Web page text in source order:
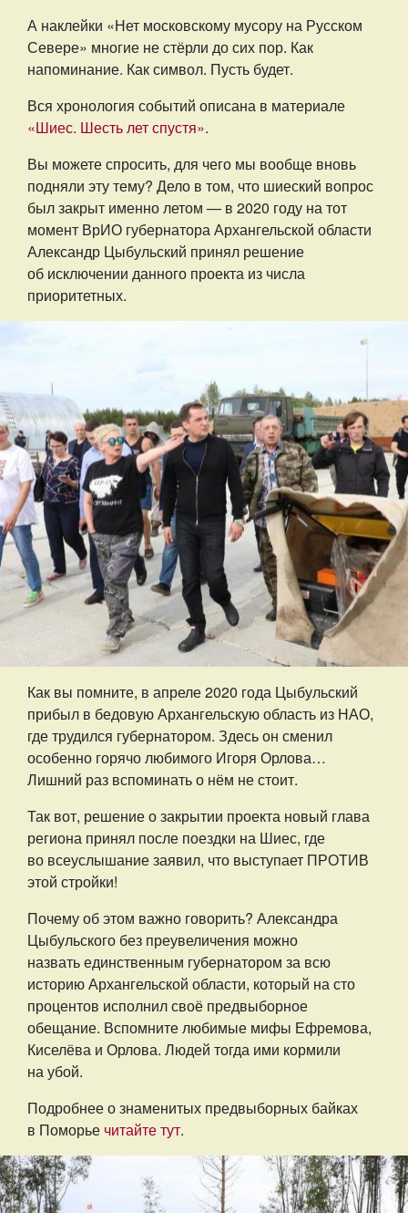
А наклейки «Нет московскому мусору на Русском
Севере» многие не стёрли до сих пор. Как
напоминание. Как символ. Пусть будет.
Вся хронология событий описана в материале
«Шиес. Шесть лет спустя».
Вы можете спросить, для чего мы вообще вновь
подняли эту тему? Дело в том, что шиеский вопрос
был закрыт именно летом — в 2020 году на тот
момент ВрИО губернатора Архангельской области
Александр Цыбульский принял решение
об исключении данного проекта из числа
приоритетных.
Как вы помните, в апреле 2020 года Цыбульский
прибыл в бедовую Архангельскую область из НАО,
где трудился губернатором. Здесь он сменил
особенно горячо любимого Игоря Орлова…
Лишний раз вспоминать о нём не стоит.
Так вот, решение о закрытии проекта новый глава
региона принял после поездки на Шиес, где
во всеуслышание заявил, что выступает ПРОТИВ
этой стройки!
Почему об этом важно говорить? Александра
Цыбульского без преувеличения можно
назвать единственным губернатором за всю
историю Архангельской области, который на сто
процентов исполнил своё предвыборное
обещание. Вспомните любимые мифы Ефремова,
Киселёва и Орлова. Людей тогда ими кормили
на убой.
Подробнее о знаменитых предвыборных байках
в Поморье читайте тут.